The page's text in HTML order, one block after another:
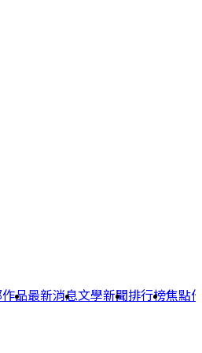
品最新消息文學新聞排行榜焦點